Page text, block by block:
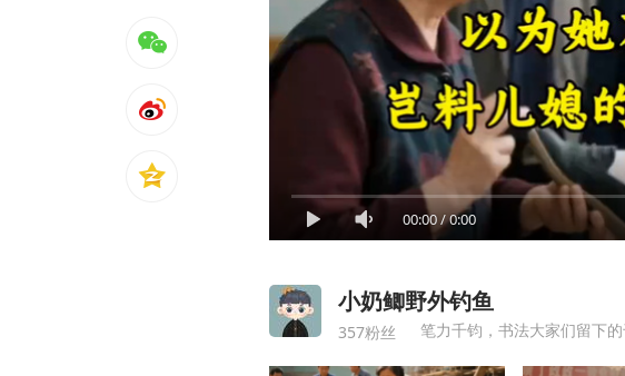
00:00/0:00
小奶鲫野外钓鱼
357粉丝 笔力千钧，书法大家们留下